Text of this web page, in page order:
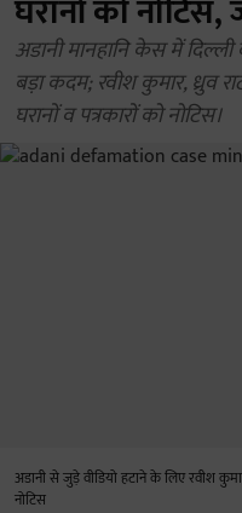
घरानों को नोटिस,
अडानी मानहानि केस में
बड़ा कदम; रवीश कुमार, ध्रुव
घरानों व पत्रकारों को नोटिस।
अडानी से जुड़े वीडियो हटाने के लिए रवीश
नोटिस